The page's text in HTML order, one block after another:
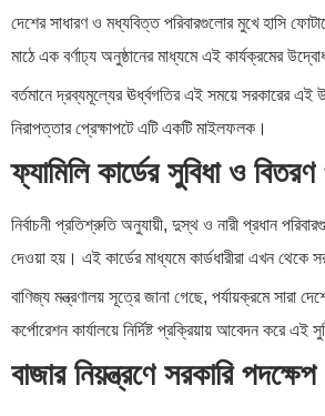
দেশের সাধারণ ও মধ্যবিত্ত পরিবারগুলোর মুখে হাসি
মাঠে এক বর্ণাঢ্য অনুষ্ঠানের মাধ্যমে এই কার্যক্রমের
বর্তমানে দ্রব্যমূল্যের ঊর্ধ্বগতির এই সময়ে সরকারের
নিরাপত্তার প্রেক্ষাপটে এটি একটি মাইলফলক।
ফ্যামিলি কার্ডের সুবিধা ও
নির্বাচনী প্রতিশ্রুতি অনুযায়ী, দুস্থ ও নারী প্রধান
দেওয়া হয়। এই কার্ডের মাধ্যমে কার্ডধারীরা এখন থেকে
বাণিজ্য মন্ত্রণালয় সূত্রে জানা গেছে, পর্যায়ক্রমে সারা
কর্পোরেশন কার্যালয়ে নির্দিষ্ট প্রক্রিয়ায় আবেদন করে এই
বাজার নিয়ন্ত্রণে সরকারি পদক্ষেপ